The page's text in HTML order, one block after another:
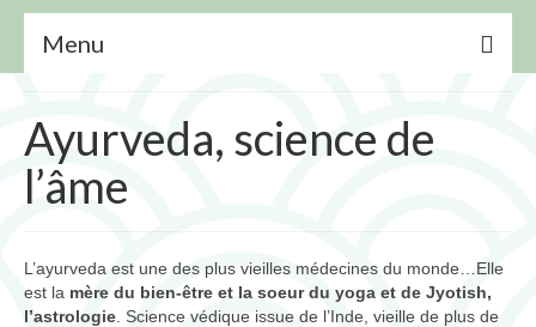
Menu
Shatkarmas (nettoyages)
Surya namaskar (Salutation au Soleil)
cours de yoga
Ayurveda, science de
l’âme
L’ayurveda est une des plus vieilles médecines du monde…Elle
est la mère du bien-être et la soeur du yoga et de Jyotish,
l’astrologie . Science védique issue de l’Inde, vieille de plus de